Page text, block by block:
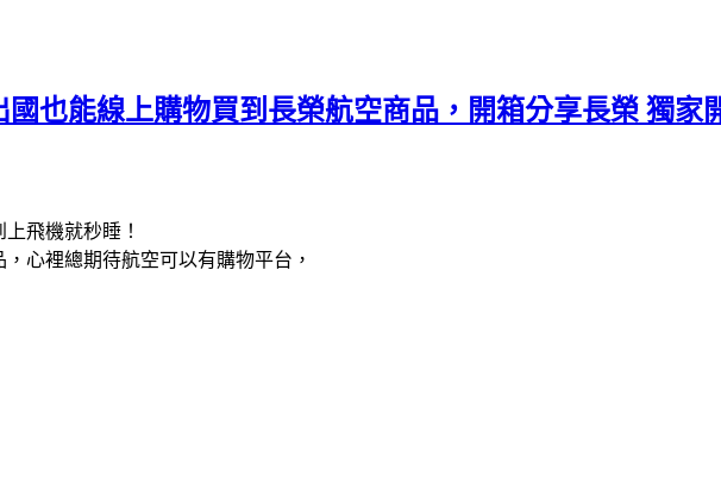
國也能線上購物買到長榮航空商品，開箱分享長榮 獨
飛機就秒睡！
心裡總期待航空可以有購物平台，